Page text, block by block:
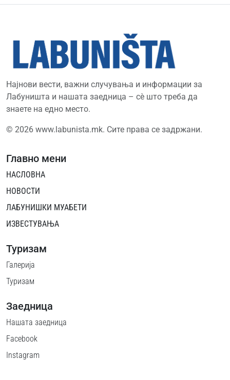
Најнови вести, важни случувања и информации за
Лабуништа и нашата заедница – сè што треба да
знаете на едно место.
© 2026 www.labunista.mk. Сите права се задржани.
Главно мени
НАСЛОВНА
НОВОСТИ
ЛАБУНИШКИ МУАБЕТИ
ИЗВЕСТУВАЊА
Туризам
Галерија
Туризам
Заедница
Нашата заедница
Facebook
Instagram